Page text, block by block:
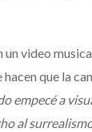
un video
que la
empecé a
al